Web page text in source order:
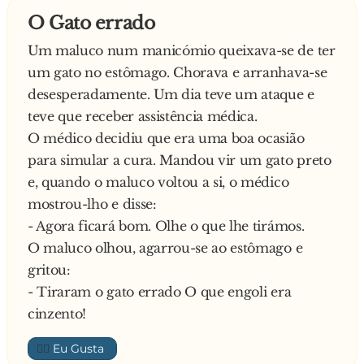
desta história, por isso vais fazer-me um favor
de seres tu a telefonar à tua irmã em Chicago e
contas-lhe tudo
E desligou imediatamente, para não gastar mais
dinheiro. Desesperado, o filho telefona à irmã,
que ficou totalmente fora de si:
- O quê?! Vão-se divorciar? Na idade deles? Eu
vou já tratar disso!
Logo a seguir, a filha telefona ao pai e diz:
- O pai e a mãe não se vão divorciar! Aliás, não
façam nada até que eu e o mano cheguemos aí.
Ouviu?
O pai desligou, virou-se para a mulher e disse:
- Muito bem, Maria, está tudo perfeito! Os dois
vão passar as festas connosco e vão ser eles
próprios a pagar os bilhetes de avião
O Gato errado
Um maluco num manicómio queixava-se de ter
um gato no estômago. Chorava e arranhava-se
desesperadamente. Um dia teve um ataque e
teve que receber assistência médica.
O médico decidiu que era uma boa ocasião
para simular a cura. Mandou vir um gato preto
e, quando o maluco voltou a si, o médico
mostrou-lho e disse:
- Agora ficará bom. Olhe o que lhe tirámos.
O maluco olhou, agarrou-se ao estômago e
gritou:
- Tiraram o gato errado O que engoli era
cinzento!
👍🏼